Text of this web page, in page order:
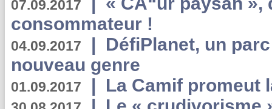
07.09.2017
consommateur !
04.09.2017 | DéfiPlanet, un
nouveau genre
01.09.2017 | La Camif promeut